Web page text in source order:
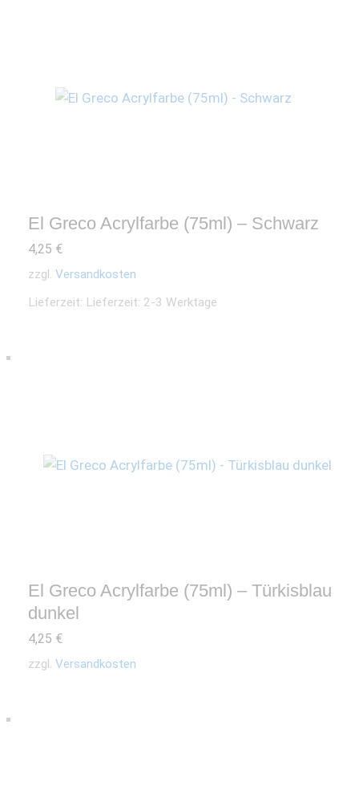
El Greco Acrylfarbe (75ml) – Schwarz
4,25 €
zzgl. Versandkosten
Lieferzeit: Lieferzeit: 2-3 Werktage
El Greco Acrylfarbe (75ml) – Türkisblau
dunkel
4,25 €
zzgl. Versandkosten